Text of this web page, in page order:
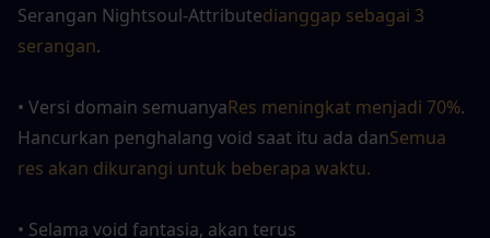
Serangan Nightsoul-Attributedianggap sebagai 3
serangan.
• Versi domain semuanyaRes meningkat menjadi 70%.
Hancurkan penghalang void saat itu ada danSemua
res akan dikurangi untuk beberapa waktu.
• Selama void fantasia, akan terus